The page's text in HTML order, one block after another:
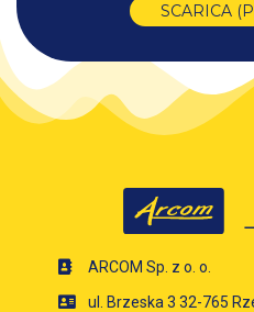
SCARICA
ARCOM Sp. z o. o.
ul. Brzeska 3 32-765